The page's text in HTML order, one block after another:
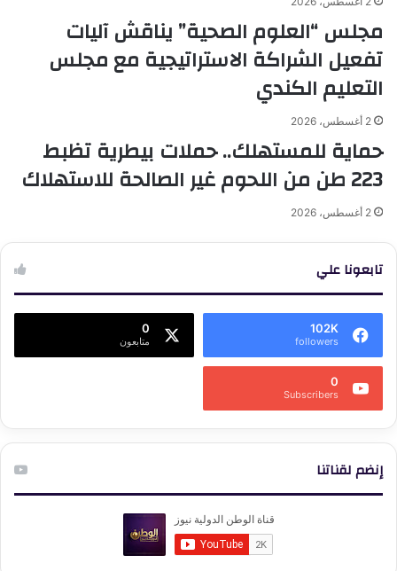
مجلس “العلوم الصحية” يناقش آليات
تفعيل الشراكة الاستراتيجية مع مجلس
التعليم الكندي
2 أغسطس، 2026
حماية للمستهلك.. حملات بيطرية تظبط
223 طن من اللحوم غير الصالحة للاستهلاك
2 أغسطس، 2026
تابعونا علي
102K
followers
0
متابعون
0
Subscribers
إنضم لقناتنا